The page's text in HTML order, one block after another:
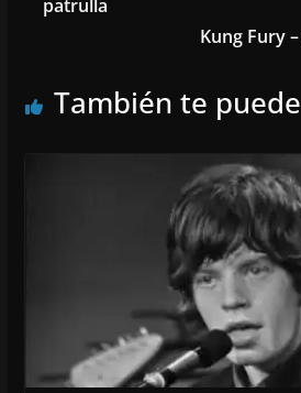
patrulla
Kung Fury
También te